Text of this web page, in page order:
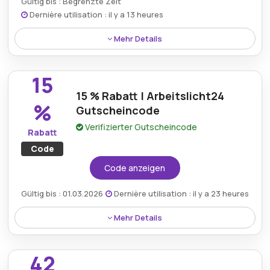
Dernière utilisation : il y a 13 heures
Mehr Details
Sparen Sie 57 % auf den LED-Strahler Tek mit dem
Arbeitslicht24.de-Rabatt und sichern Sie sich ein
fantastisches Angebot für diesen leistungsstarken,
energieeffizienten Strahler, der sich perfekt für die
Beleuchtung großer Flächen oder die Fokussierung
des Lichts auf bestimmte Aufgaben eignet.
15
%
Rabatt
Code
15 % Rabatt | Arbeitslicht24
Gutscheincode
Verifizierter Gutscheincode
Code anzeigen
Gültig bis : 01.03.2026 Dernière utilisation : il y a 23 heures
Mehr Details
Genießen Sie 15 % Rabatt mit dem Arbeitslicht24-
Gutscheincode und sparen Sie bei einer großen
Auswahl an Beleuchtungsprodukten. Ideal, um die
42